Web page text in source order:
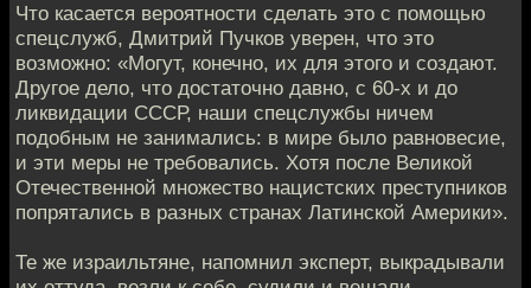
Что касается вероятности сделать это с помощью
спецслужб, Дмитрий Пучков уверен, что это
возможно: «Могут, конечно, их для этого и создают.
Другое дело, что достаточно давно, с 60-х и до
ликвидации СССР, наши спецслужбы ничем
подобным не занимались: в мире было равновесие,
и эти меры не требовались. Хотя после Великой
Отечественной множество нацистских преступников
попрятались в разных странах Латинской Америки».
Те же израильтяне, напомнил эксперт, выкрадывали